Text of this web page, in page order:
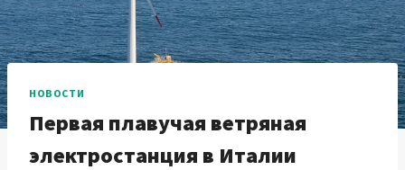
НОВОСТИ
Первая плавучая ветряная
электростанция в Италии